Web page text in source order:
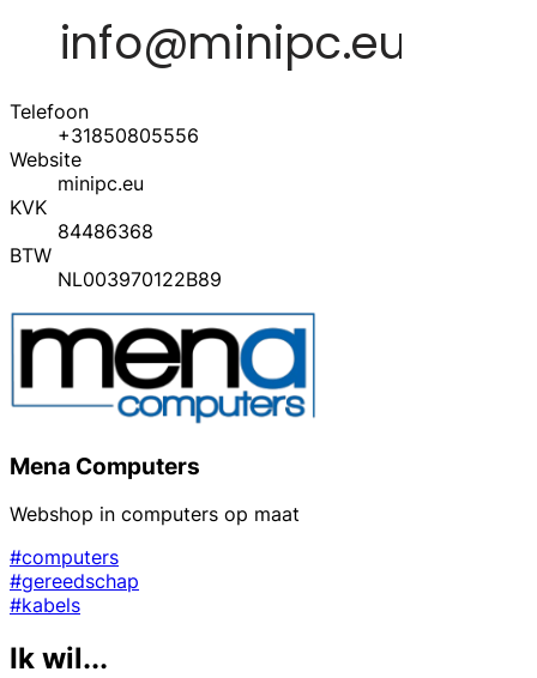
Telefoon
+31850805556
Website
minipc.eu
KVK
84486368
BTW
NL003970122B89
Mena Computers
Webshop in computers op maat
#computers
#gereedschap
#kabels
Ik wil...